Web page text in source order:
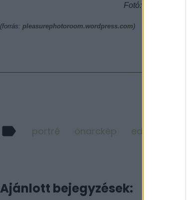
Fotó: Francesca
(forrás: pleasurephotoroom.wordpress.com)
portré önarckép edward
Ajánlott bejegyzések: